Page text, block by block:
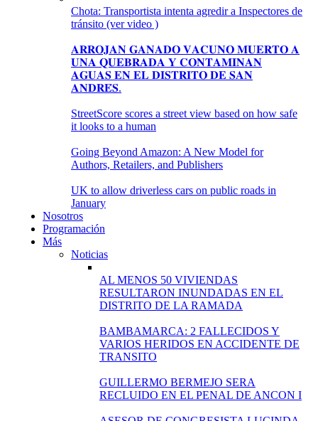
Chota: Transportista intenta agredir a Inspectores de
tránsito (ver video )
𝐀𝐑𝐑𝐎𝐉𝐀𝐍 𝐆𝐀𝐍𝐀𝐃𝐎 𝐕𝐀𝐂𝐔𝐍𝐎 𝐌𝐔𝐄𝐑𝐓𝐎 𝐀
𝐔𝐍𝐀 𝐐𝐔𝐄𝐁𝐑𝐀𝐃𝐀 𝐘 𝐂𝐎𝐍𝐓𝐀𝐌𝐈𝐍𝐀𝐍
𝐀𝐆𝐔𝐀𝐒 𝐄𝐍 𝐄𝐋 𝐃𝐈𝐒𝐓𝐑𝐈𝐓𝐎 𝐃𝐄 𝐒𝐀𝐍
𝐀𝐍𝐃𝐑𝐄́𝐒.
StreetScore scores a street view based on how safe
it looks to a human
Going Beyond Amazon: A New Model for
Authors, Retailers, and Publishers
UK to allow driverless cars on public roads in
January
Nosotros
Programación
Más
Noticias
AL MENOS 50 VIVIENDAS
RESULTARON INUNDADAS EN EL
DISTRITO DE LA RAMADA
BAMBAMARCA: 2 FALLECIDOS Y
VARIOS HERIDOS EN ACCIDENTE DE
TRANSITO
GUILLERMO BERMEJO SERA
RECLUIDO EN EL PENAL DE ANCON I